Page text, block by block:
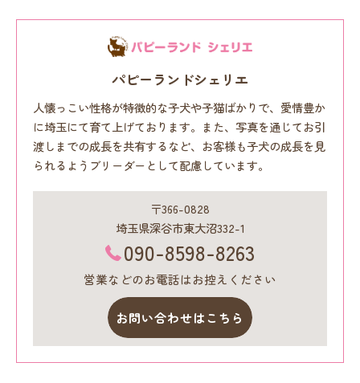
パピーランドシェリエ
人懐っこい性格が特徴的な子犬や子猫ばかりで、愛情豊か
に埼玉にて育て上げております。また、写真を通じてお引
渡しまでの成長を共有するなど、お客様も子犬の成長を見
られるようブリーダーとして配慮しています。
〒366-0828
埼玉県深谷市東大沼332-1
090-8598-8263
営業などのお電話はお控えください
お問い合わせはこちら